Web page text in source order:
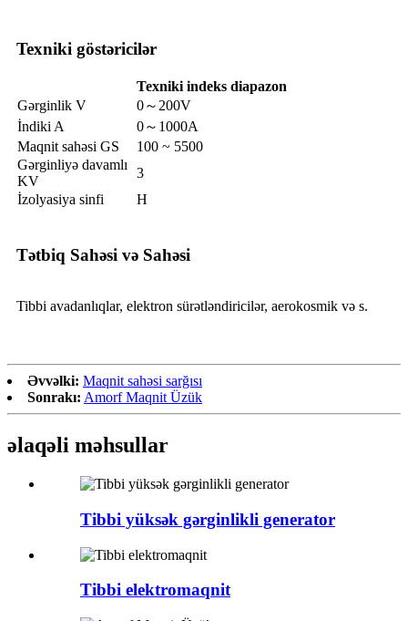
Texniki göstəricilər
Texniki indeks diapazon
Gərginlik V
0～200V
İndiki A
0～1000A
Maqnit sahəsi GS
100 ~ 5500
Gərginliyə davamlı
KV
3
İzolyasiya sinfi
H
Tətbiq Sahəsi və Sahəsi
Tibbi avadanlıqlar, elektron sürətləndiricilər, aerokosmik və s.
Əvvəlki: Maqnit sahəsi sarğısı
Sonrakı: Amorf Maqnit Üzük
əlaqəli məhsullar
Tibbi yüksək gərginlikli generator
Tibbi elektromaqnit